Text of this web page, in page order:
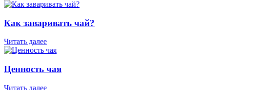
Как заваривать чай?
Читать далее
Ценность чая
Читать далее